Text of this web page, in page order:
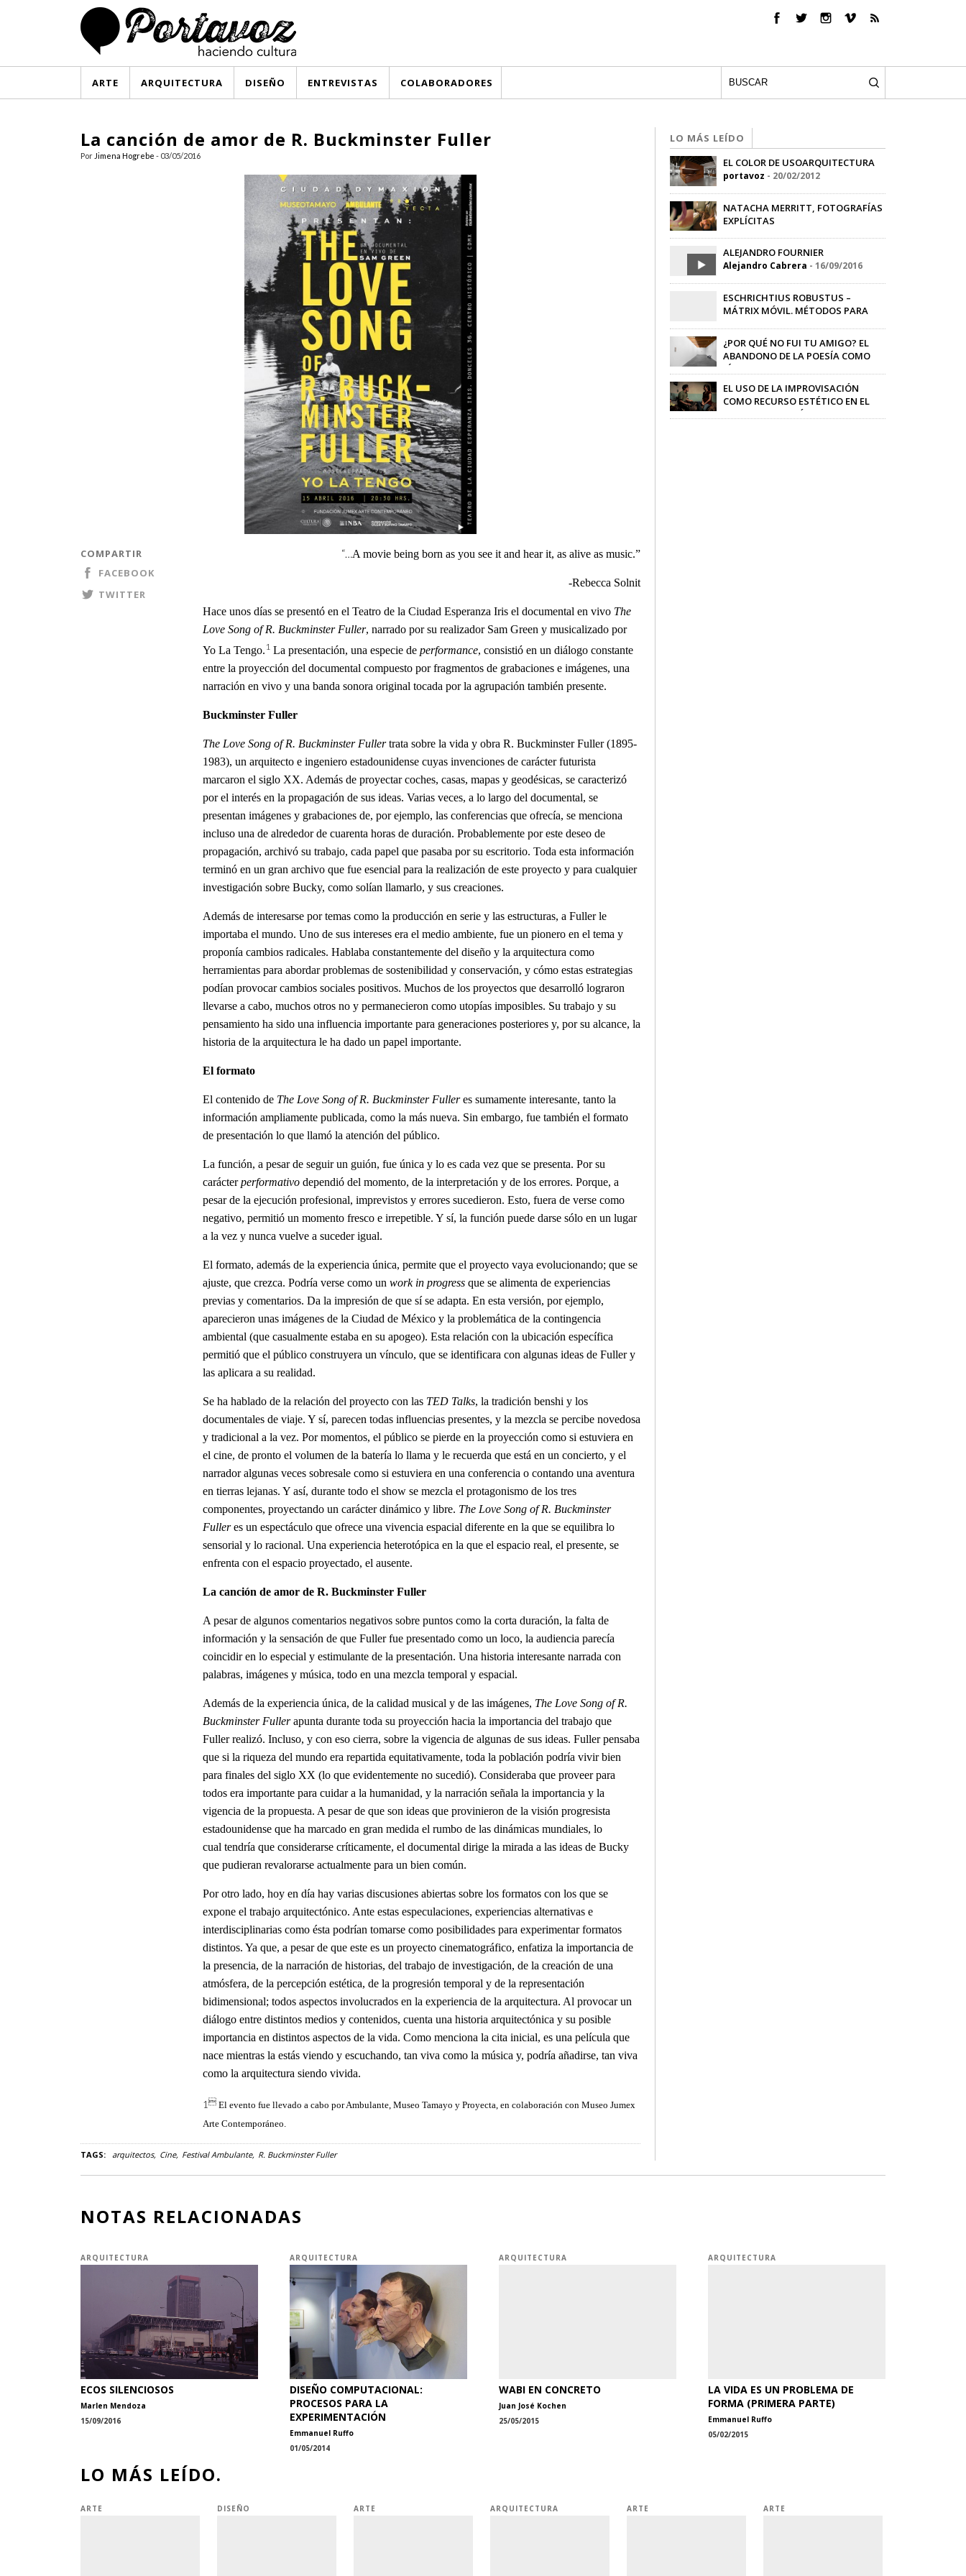
ARTE ARQUITECTURA DISEÑO ENTREVISTAS COLABORADORES
La canción de amor de R. Buckminster Fuller
Por Jimena Hogrebe - 03/05/2016
COMPARTIR
FACEBOOK
TWITTER
“…A movie being born as you see it and hear it, as alive as music.”
-Rebecca Solnit
Hace unos días se presentó en el Teatro de la Ciudad Esperanza Iris el documental en vivo The
Love Song of R. Buckminster Fuller, narrado por su realizador Sam Green y musicalizado por
Yo La Tengo. 1 La presentación, una especie de performance, consistió en un diálogo constante
entre la proyección del documental compuesto por fragmentos de grabaciones e imágenes, una
narración en vivo y una banda sonora original tocada por la agrupación también presente.
Buckminster Fuller
The Love Song of R. Buckminster Fullertrata sobre la vida y obra R. Buckminster Fuller (1895-
1983), un arquitecto e ingeniero estadounidense cuyas invenciones de carácter futurista
marcaron el siglo XX. Además de proyectar coches, casas, mapas y geodésicas, se caracterizó
por el interés en la propagación de sus ideas. Varias veces, a lo largo del documental, se
presentan imágenes y grabaciones de, por ejemplo, las conferencias que ofrecía, se menciona
incluso una de alrededor de cuarenta horas de duración. Probablemente por este deseo de
propagación, archivó su trabajo, cada papel que pasaba por su escritorio. Toda esta información
terminó en un gran archivo que fue esencial para la realización de este proyecto y para cualquier
investigación sobre Bucky, como solían llamarlo, y sus creaciones.
Además de interesarse por temas como la producción en serie y las estructuras, a Fuller le
importaba el mundo. Uno de sus intereses era el medio ambiente, fue un pionero en el tema y
proponía cambios radicales. Hablaba constantemente del diseño y la arquitectura como
herramientas para abordar problemas de sostenibilidad y conservación, y cómo estas estrategias
podían provocar cambios sociales positivos. Muchos de los proyectos que desarrolló lograron
llevarse a cabo, muchos otros no y permanecieron como utopías imposibles. Su trabajo y su
pensamiento ha sido una influencia importante para generaciones posteriores y, por su alcance, la
historia de la arquitectura le ha dado un papel importante.
El formato
El contenido de The Love Song of R. Buckminster Fulleres sumamente interesante, tanto la
información ampliamente publicada, como la más nueva. Sin embargo, fue también el formato
de presentación lo que llamó la atención del público.
La función, a pesar de seguir un guión, fue única y lo es cada vez que se presenta. Por su
carácterperformativo dependió del momento, de la interpretación y de los errores. Porque, a
pesar de la ejecución profesional, imprevistos y errores sucedieron. Esto, fuera de verse como
negativo, permitió un momento fresco e irrepetible. Y sí, la función puede darse sólo en un lugar
a la vez y nunca vuelve a suceder igual.
El formato, además de la experiencia única, permite que el proyecto vaya evolucionando; que se
ajuste, que crezca. Podría verse como un work in progress que se alimenta de experiencias
previas y comentarios. Da la impresión de que sí se adapta. En esta versión, por ejemplo,
aparecieron unas imágenes de la Ciudad de México y la problemática de la contingencia
ambiental (que casualmente estaba en su apogeo). Esta relación con la ubicación específica
permitió que el público construyera un vínculo, que se identificara con algunas ideas de Fuller y
las aplicara a su realidad.
Se ha hablado de la relación del proyecto con las TED Talks, la tradición benshi y los
documentales de viaje. Y sí, parecen todas influencias presentes, y la mezcla se percibe novedosa
y tradicional a la vez. Por momentos, el público se pierde en la proyección como si estuviera en
el cine, de pronto el volumen de la batería lo llama y le recuerda que está en un concierto, y el
narrador algunas veces sobresale como si estuviera en una conferencia o contando una aventura
en tierras lejanas. Y así, durante todo el show se mezcla el protagonismo de los tres
componentes, proyectando un carácter dinámico y libre. The Love Song of R. Buckminster
Fulleres un espectáculo que ofrece una vivencia espacial diferente en la que se equilibra lo
sensorial y lo racional. Una experiencia heterotópica en la que el espacio real, el presente, se
enfrenta con el espacio proyectado, el ausente.
La canción de amor de R. Buckminster Fuller
A pesar de algunos comentarios negativos sobre puntos como la corta duración, la falta de
información y la sensación de que Fuller fue presentado como un loco, la audiencia parecía
coincidir en lo especial y estimulante de la presentación. Una historia interesante narrada con
palabras, imágenes y música, todo en una mezcla temporal y espacial.
Además de la experiencia única, de la calidad musical y de las imágenes, The Love Song of R.
Buckminster Fullerapunta durante toda su proyección hacia la importancia del trabajo que
Fuller realizó. Incluso, y con eso cierra, sobre la vigencia de algunas de sus ideas. Fuller pensaba
que si la riqueza del mundo era repartida equitativamente, toda la población podría vivir bien
para finales del siglo XX (lo que evidentemente no sucedió). Consideraba que proveer para
todos era importante para cuidar a la humanidad, y la narración señala la importancia y la
vigencia de la propuesta. A pesar de que son ideas que provinieron de la visión progresista
estadounidense que ha marcado en gran medida el rumbo de las dinámicas mundiales, lo
cual tendría que considerarse críticamente, el documental dirige la mirada a las ideas de Bucky
que pudieran revalorarse actualmente para un bien común.
Por otro lado, hoy en día hay varias discusiones abiertas sobre los formatos con los que se
expone el trabajo arquitectónico. Ante estas especulaciones, experiencias alternativas e
interdisciplinarias como ésta podrían tomarse como posibilidades para experimentar formatos
distintos. Ya que, a pesar de que este es un proyecto cinematográfico, enfatiza la importancia de
la presencia, de la narración de historias, del trabajo de investigación, de la creación de una
atmósfera, de la percepción estética, de la progresión temporal y de la representación
bidimensional; todos aspectos involucrados en la experiencia de la arquitectura. Al provocar un
diálogo entre distintos medios y contenidos, cuenta una historia arquitectónica y su posible
importancia en distintos aspectos de la vida. Como menciona la cita inicial, es una película que
nace mientras la estás viendo y escuchando, tan viva como la música y, podría añadirse, tan viva
como la arquitectura siendo vivida.
1 El evento fue llevado a cabo por Ambulante, Museo Tamayo y Proyecta, en colaboración con Museo Jumex
Arte Contemporáneo.
TAGS: arquitectos Cine Festival Ambulante R. Buckminster Fuller
LO MÁS LEÍDO
EL COLOR DE USOARQUITECTURA
portavoz - 20/02/2012
NATACHA MERRITT, FOTOGRAFÍAS
EXPLÍCITAS
ALEJANDRO FOURNIER
Alejandro Cabrera - 16/09/2016
ESCHRICHTIUS ROBUSTUS –
MÁTRIX MÓVIL. MÉTODOS PARA
Zaira Espíritu
¿POR QUÉ NO FUI TU AMIGO? EL
ABANDONO DE LA POESÍA COMO
LÍRICA
14/10/2015
EL USO DE LA IMPROVISACIÓN
COMO RECURSO ESTÉTICO EN EL
DIRECTOR NICOLÁS PEREDA
NOTAS RELACIONADAS
ARQUITECTURA
ECOS SILENCIOSOS
Marlen Mendoza
15/09/2016
ARQUITECTURA
DISEÑO COMPUTACIONAL:
PROCESOS PARA LA
EXPERIMENTACIÓN
Emmanuel Ruffo
01/05/2014
ARQUITECTURA
WABI EN CONCRETO
Juan José Kochen
25/05/2015
ARQUITECTURA
LA VIDA ES UN PROBLEMA DE
FORMA (PRIMERA PARTE)
Emmanuel Ruffo
05/02/2015
LO MÁS LEÍDO.
ARTE DISEÑO ARTE ARQUITECTURA ARTE ARTE